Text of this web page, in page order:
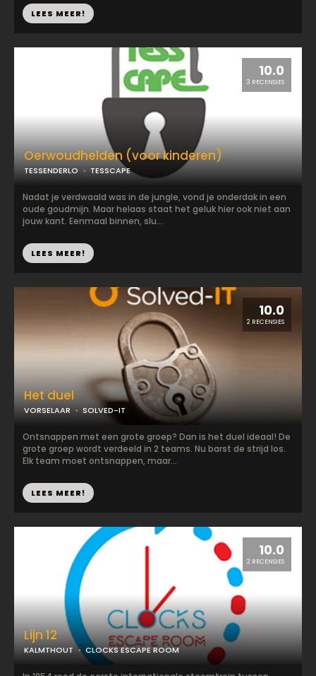
LEES MEER!
10.0
3 RECENSIES
Oerwoudhelden (voor kinderen)
TESSENDERLO TESSCAPE
Nadat je verdwaald was in de jungle, vond je onderdak in een
oude goudmijn. Maar helaas staat het geluk hier ook niet aan
jouw kant. Eenmaal binnen, slu...
LEES MEER!
10.0
2 RECENSIES
Het duel
VORSELAAR SOLVED-IT
Ontsnappen met een grote groep? Dan is het duel ideaal! De
grote groep wordt verdeeld in 2 teams. Nu barst de strijd los.
Elk team moet ontsnappen, maar...
LEES MEER!
10.0
2 RECENSIES
Lijn 12
KALMTHOUT CLOCKS ESCAPE ROOM